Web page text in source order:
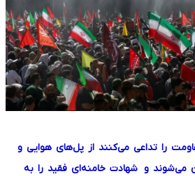
را تداعی می‌کنند از پل‌های هوایی و
می‌شوند و شهادت خامنه‌ای فقید را به